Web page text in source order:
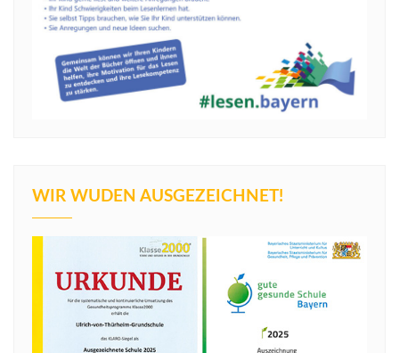
WIR WUDEN AUSGEZEICHNET!